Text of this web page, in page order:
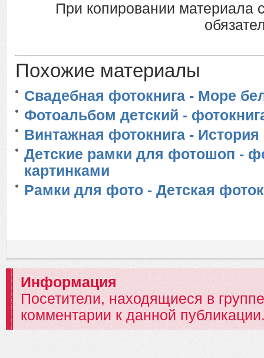
При копировании материала
Похожие материалы
Свадебная фотокнига - Море
Фотоальбом детский -
Винтажная фотокнига -
Детские рамки для фотошоп -
картинками
Рамки для фото - Детская
Информация
Посетители, находящиеся в
комментарии к данной